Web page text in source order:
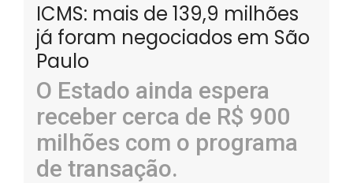
ICMS: mais de 139,9 milhões
já foram negociados em São
Paulo
O Estado ainda espera
receber cerca de R$ 900
milhões com o programa
de transação.